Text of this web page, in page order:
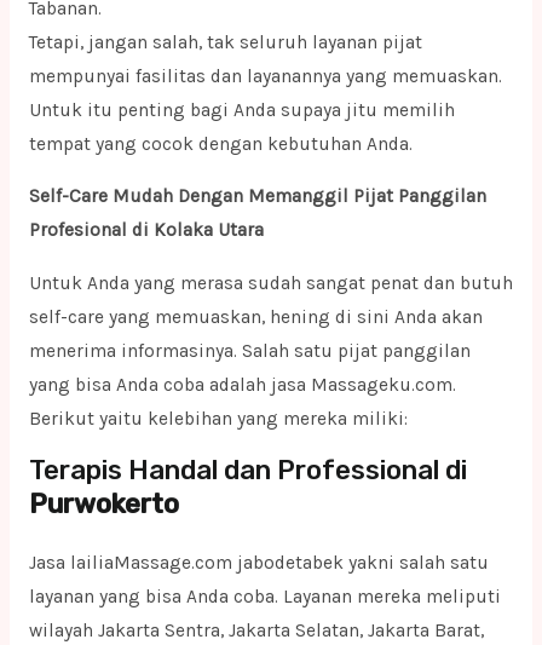
Tabanan.
Tetapi, jangan salah, tak seluruh layanan pijat
mempunyai fasilitas dan layanannya yang memuaskan.
Untuk itu penting bagi Anda supaya jitu memilih
tempat yang cocok dengan kebutuhan Anda.
Self-Care Mudah Dengan Memanggil Pijat Panggilan
Profesional di Kolaka Utara
Untuk Anda yang merasa sudah sangat penat dan butuh
self-care yang memuaskan, hening di sini Anda akan
menerima informasinya. Salah satu pijat panggilan
yang bisa Anda coba adalah jasa Massageku.com.
Berikut yaitu kelebihan yang mereka miliki:
Terapis Handal dan Professional di
Purwokerto
Jasa lailiaMassage.com jabodetabek yakni salah satu
layanan yang bisa Anda coba. Layanan mereka meliputi
wilayah Jakarta Sentra, Jakarta Selatan, Jakarta Barat,